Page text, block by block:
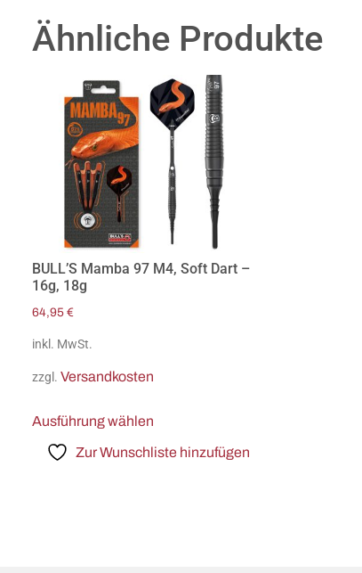
Ähnliche Produkte
BULL’S Mamba 97 M4, Soft Dart –
16g, 18g
64,95 €
inkl. MwSt.
zzgl. Versandkosten
Ausführung wählen
Zur Wunschliste hinzufügen